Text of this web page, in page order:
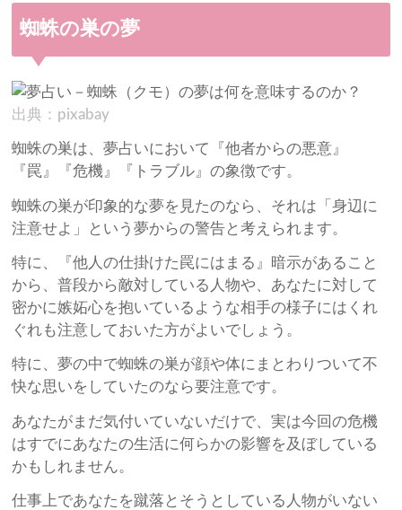
蜘蛛の巣の夢
出典：pixabay
蜘蛛の巣は、夢占いにおいて『他者からの悪意』
『罠』『危機』『トラブル』の象徴です。
蜘蛛の巣が印象的な夢を見たのなら、それは「身辺に
注意せよ」という夢からの警告と考えられます。
特に、『他人の仕掛けた罠にはまる』暗示があること
から、普段から敵対している人物や、あなたに対して
密かに嫉妬心を抱いているような相手の様子にはくれ
ぐれも注意しておいた方がよいでしょう。
特に、夢の中で蜘蛛の巣が顔や体にまとわりついて不
快な思いをしていたのなら要注意です。
あなたがまだ気付いていないだけで、実は今回の危機
はすでにあなたの生活に何らかの影響を及ぼしている
かもしれません。
仕事上であなたを蹴落とそうとしている人物がいない